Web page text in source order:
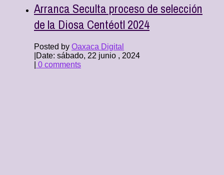
Arranca Seculta proceso de selección
de la Diosa Centéotl 2024
Posted by Oaxaca Digital
Date: sábado, 22 junio , 2024
0 comments